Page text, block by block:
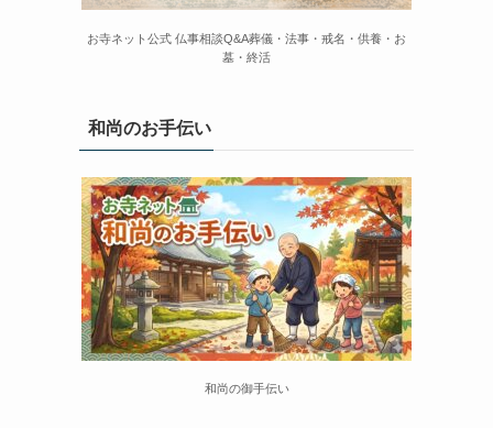
お寺ネット公式 仏事相談Q&A葬儀・法事・戒名・供養・お
墓・終活
和尚のお手伝い
和尚の御手伝い